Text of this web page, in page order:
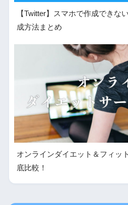
【Twitter】スマホで作成できな
成方法まとめ
オンラインダイエット＆フィッ
底比較！